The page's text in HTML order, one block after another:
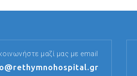
μαζί μας με email